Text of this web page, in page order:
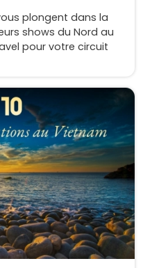
plongent dans la
shows du Nord au
pour votre circuit